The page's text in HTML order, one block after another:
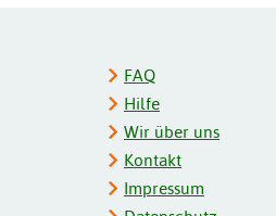
FAQ
Hilfe
Wir über uns
Kontakt
Impressum